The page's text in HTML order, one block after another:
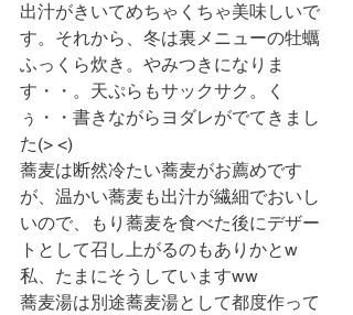
出汁がきいてめちゃくちゃ美味しいで
す。それから、冬は裏メニューの牡蠣
ふっくら炊き。やみつきになりま
す・・。天ぷらもサックサク。く
ぅ・・書きながらヨダレがでてきまし
た(> <)
蕎麦は断然冷たい蕎麦がお薦めです
が、温かい蕎麦も出汁が繊細でおいし
いので、もり蕎麦を食べた後にデザー
トとして召し上がるのもありかとw
私、たまにそうしていますww
蕎麦湯は別途蕎麦湯として都度作って